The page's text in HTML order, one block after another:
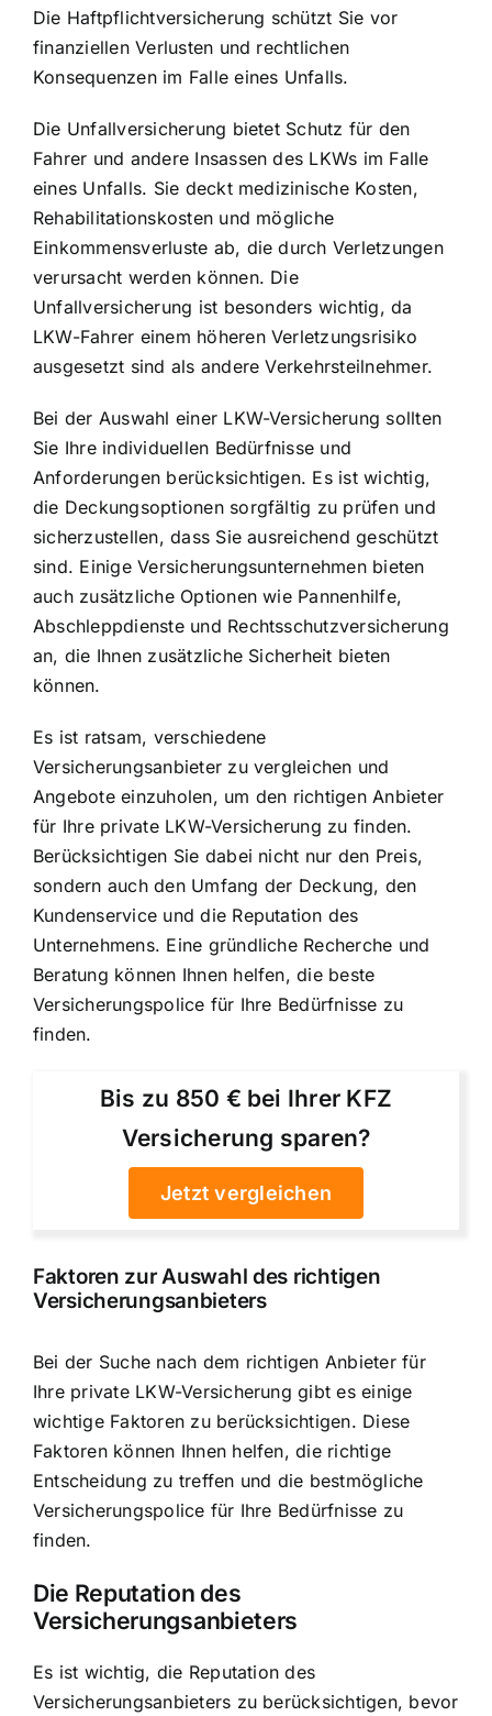
Die Haftpflichtversicherung schützt Sie vor
finanziellen Verlusten und rechtlichen
Konsequenzen im Falle eines Unfalls.
Die Unfallversicherung bietet Schutz für den
Fahrer und andere Insassen des LKWs im Falle
eines Unfalls. Sie deckt medizinische Kosten,
Rehabilitationskosten und mögliche
Einkommensverluste ab, die durch Verletzungen
verursacht werden können. Die
Unfallversicherung ist besonders wichtig, da
LKW-Fahrer einem höheren Verletzungsrisiko
ausgesetzt sind als andere Verkehrsteilnehmer.
Bei der Auswahl einer LKW-Versicherung sollten
Sie Ihre individuellen Bedürfnisse und
Anforderungen berücksichtigen. Es ist wichtig,
die Deckungsoptionen sorgfältig zu prüfen und
sicherzustellen, dass Sie ausreichend geschützt
sind. Einige Versicherungsunternehmen bieten
auch zusätzliche Optionen wie Pannenhilfe,
Abschleppdienste und Rechtsschutzversicherung
an, die Ihnen zusätzliche Sicherheit bieten
können.
Es ist ratsam, verschiedene
Versicherungsanbieter zu vergleichen und
Angebote einzuholen, um den richtigen Anbieter
für Ihre private LKW-Versicherung zu finden.
Berücksichtigen Sie dabei nicht nur den Preis,
sondern auch den Umfang der Deckung, den
Kundenservice und die Reputation des
Unternehmens. Eine gründliche Recherche und
Beratung können Ihnen helfen, die beste
Versicherungspolice für Ihre Bedürfnisse zu
finden.
Bis zu 850 € bei Ihrer KFZ
Versicherung sparen?
Jetzt vergleichen
Faktoren zur Auswahl des richtigen
Versicherungsanbieters
Bei der Suche nach dem richtigen Anbieter für
Ihre private LKW-Versicherung gibt es einige
wichtige Faktoren zu berücksichtigen. Diese
Faktoren können Ihnen helfen, die richtige
Entscheidung zu treffen und die bestmögliche
Versicherungspolice für Ihre Bedürfnisse zu
finden.
Die Reputation des
Versicherungsanbieters
Es ist wichtig, die Reputation des
Versicherungsanbieters zu berücksichtigen, bevor